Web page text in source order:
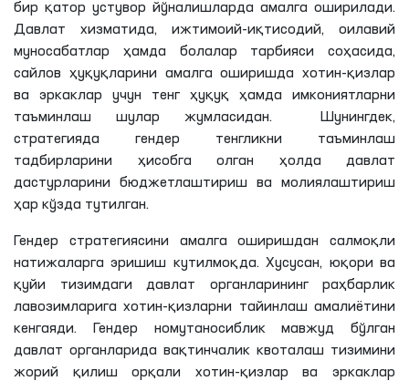
бир қатор устувор йўналишларда амалга оширилади.
Давлат хизматида, ижтимоий-иқтисодий, оилавий
муносабатлар ҳамда болалар тарбияси соҳасида,
сайлов ҳуқуқларини амалга оширишда хотин-қизлар
ва эркаклар учун тенг ҳуқуқ ҳамда имкониятларни
таъминлаш шулар жумласидан. Шунингдек,
стратегияда гендер тенгликни таъминлаш
тадбирларини ҳисобга олган ҳолда давлат
дастурларини бюджетлаштириш ва молиялаштириш
ҳар кўзда тутилган.
Гендер стратегиясини амалга оширишдан салмоқли
натижаларга эришиш кутилмоқда. Хусусан, юқори ва
қуйи тизимдаги давлат органларининг раҳбарлик
лавозимларига хотин-қизларни тайинлаш амалиётини
кенгаяди. Гендер номутаносиблик мавжуд бўлган
давлат органларида вақтинчалик квоталаш тизимини
жорий қилиш орқали хотин-қизлар ва эркаклар